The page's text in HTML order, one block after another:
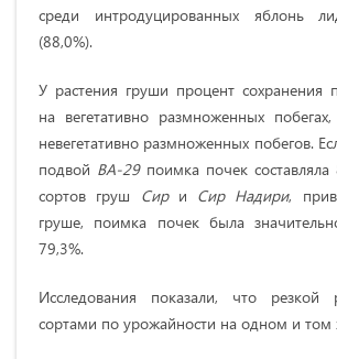
среди интродуцированных яблонь
(88,0%).
У растения груши процент сохранения
на вегетативно размноженных
невегетативно размноженных побегов.
подвой ВА-29поимка почек составляла
сортов груш Сири Сир Надири,
груше, поимка почек была
79,3%.
Исследования показали, что
сортами по урожайности на одном и том